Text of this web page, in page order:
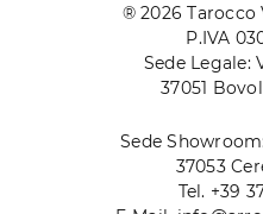
® 2026 Tarocco
P.IVA
Sede Legale:
37051
Sede
37053
Tel. +39